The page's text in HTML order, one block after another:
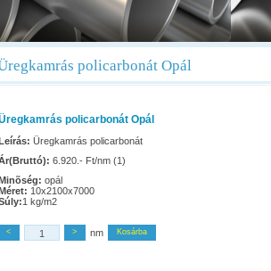
policarbonát Opál
policarbonát Opál
Üregkamrás policarbonát
6.920.- Ft/nm (1)
opál
10x2100x7000
1 kg/m2
< > nm Kosárba